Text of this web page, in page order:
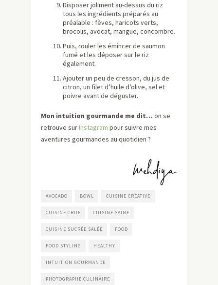
Disposer joliment au-dessus du riz
tous les ingrédients préparés au
préalable : fèves, haricots verts,
brocolis, avocat, mangue, concombre.
Puis, rouler les émincer de saumon
fumé et les déposer sur le riz
également.
Ajouter un peu de cresson, du jus de
citron, un filet d’huile d’olive, sel et
poivre avant de déguster.
Mon intuition gourmande me dit… on se
retrouve surInstagram pour suivre mes
aventures gourmandes au quotidien ?
AVOCADO BOWL CUISINE CREATIVE
CUISINE CRUE CUISINE SAINE
CUISINE SUCRÉE SALÉE FOOD
FOOD STYLING HEALTHY
INTUITION GOURMANDE
PHOTOGRAPHE CULINAIRE